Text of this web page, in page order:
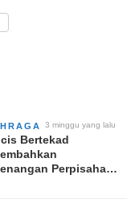
3 minggu yang lalu
Bertekad
Perpisahan